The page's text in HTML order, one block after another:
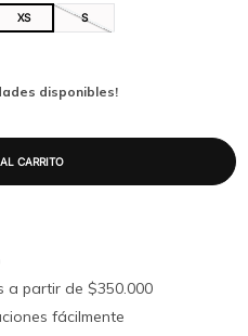
XS S
disponibles!
a partir de $350.000
fácilmente